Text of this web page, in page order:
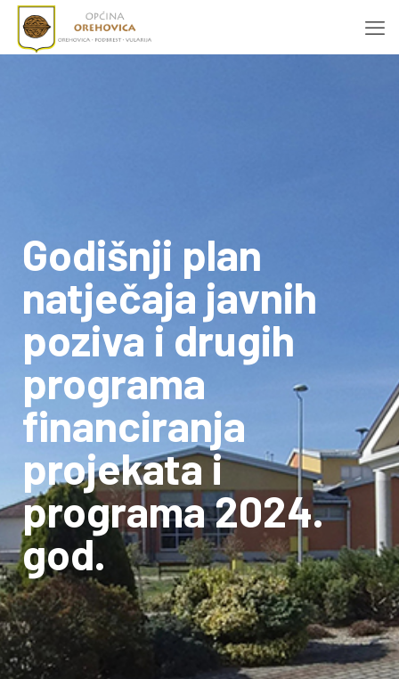
Godišnji plan
natječaja javnih
poziva i drugih
programa
financiranja
projekata i
programa 2024.
god.